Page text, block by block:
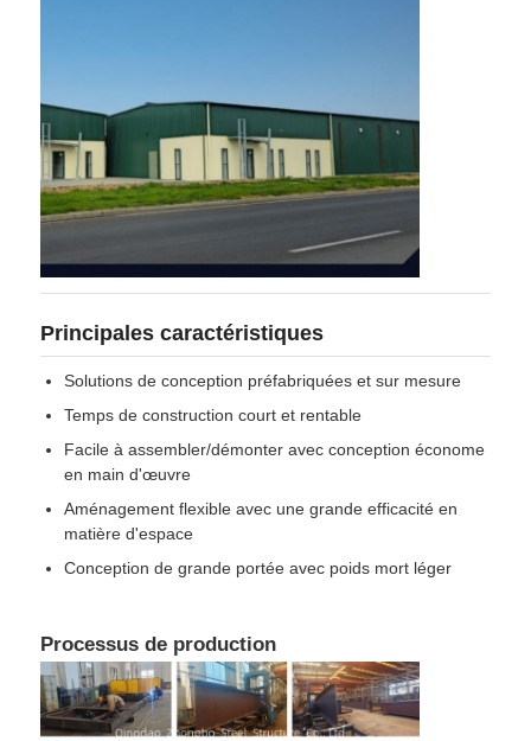
Principales caractéristiques
Solutions de conception préfabriquées et sur mesure
Temps de construction court et rentable
Facile à assembler/démonter avec conception économe
en main d'œuvre
Aménagement flexible avec une grande efficacité en
matière d'espace
Conception de grande portée avec poids mort léger
Processus de production